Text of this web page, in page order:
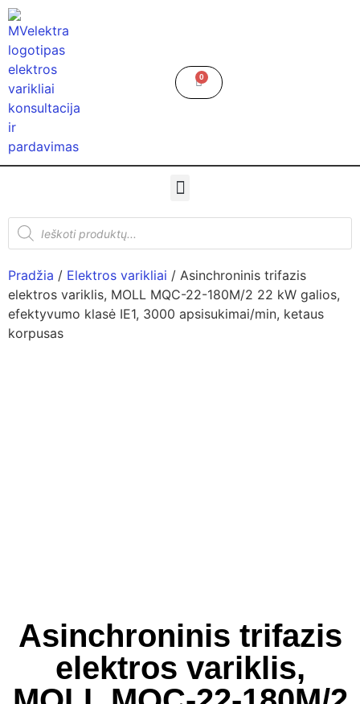
0
Pradžia / Elektros varikliai / Asinchroninis trifazis
elektros variklis, MOLL MQC-22-180M/2 22 kW galios,
efektyvumo klasė IE1, 3000 apsisukimai/min, ketaus
korpusas
Asinchroninis trifazis
elektros variklis,